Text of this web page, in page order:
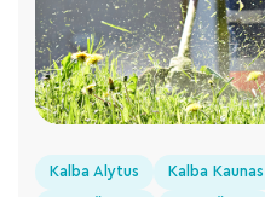
Kalba Alytus Kalba Kaunas